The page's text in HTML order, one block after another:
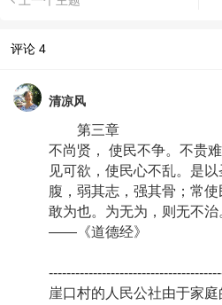
评论 4
清凉风
第三章
不尚贤， 使民不争。不贵
见可欲，使民心不乱。是
腹，弱其志，强其骨；常
敢为也。为无为，则无不治
——《道德经》
崖口村的人民公社由于家